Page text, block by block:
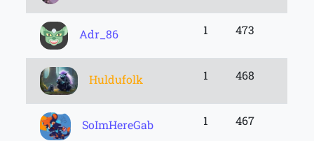
Adr_86 1 473
Huldufolk 1 468
SoImHereGab 1 467